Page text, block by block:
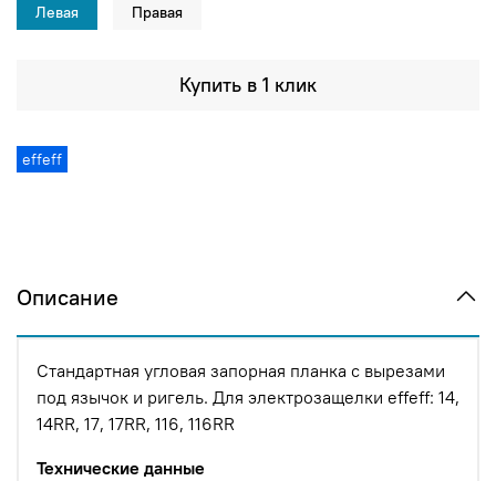
effeff
Купить в 1 клик
Левая Правая
Описание
Стандартная угловая запорная планка с вырезами
под язычок и ригель. Для электрозащелки effeff: 14,
14RR, 17, 17RR, 116, 116RR
Технические данные